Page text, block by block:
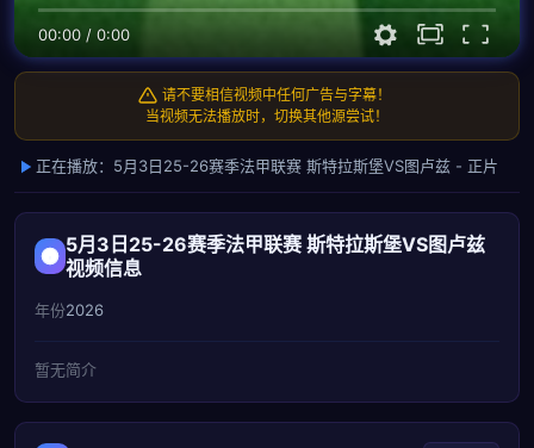
00:00 / 0:00
请不要相信视频中任何广告与字幕！
当视频无法播放时，切换其他源尝试！
正在播放：5月3日25-26赛季法甲联赛 斯特拉斯堡VS图卢兹 - 正片
5月3日25-26赛季法甲联赛 斯特拉斯堡VS图卢兹
视频信息
年份2026
暂无简介